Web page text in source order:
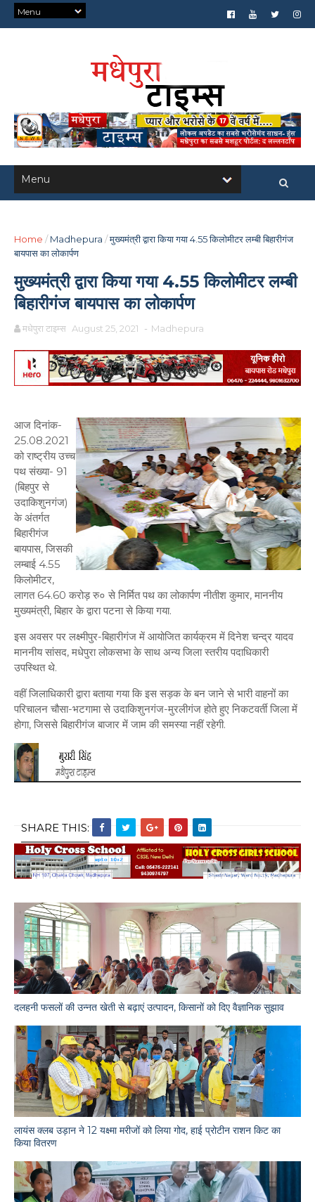
Home / Madhepura /मुख्यमंत्री द्वारा किया गया 4.55 किलोमीटर लम्बी बिहारीगंज
बायपास का लोकार्पण
मुख्यमंत्री द्वारा किया गया 4.55 किलोमीटर लम्बी
बिहारीगंज बायपास का लोकार्पण
मधेपुरा टाइम्स August 25, 2021 - Madhepura
आज दिनांक-
25.08.2021
को राष्ट्रीय उच्च
पथ संख्या- 91
(बिहपुर से
उदाकिशुनगंज)
के अंतर्गत
बिहारीगंज
बायपास, जिसकी
लम्बाई 4.55
किलोमीटर,
लागत 64.60 करोड़ रु० से निर्मित पथ का लोकार्पण नीतीश कुमार, माननीय
मुख्यमंत्री, बिहार के द्वारा पटना से किया गया.
इस अवसर पर लक्ष्मीपुर-बिहारीगंज में आयोजित कार्यक्रम में दिनेश चन्द्र यादव
माननीय सांसद, मधेपुरा लोकसभा के साथ अन्य जिला स्तरीय पदाधिकारी
उपस्थित थे.
वहीं जिलाधिकारी द्वारा बताया गया कि इस सड़क के बन जाने से भारी वाहनों का
परिचालन चौसा-भटगामा से उदाकिशुनगंज-मुरलीगंज होते हुए निकटवर्ती जिला में
होगा, जिससे बिहारीगंज बाजार में जाम की समस्या नहीं रहेगी.
SHARE THIS:
दलहनी फसलों की उन्नत खेती से बढ़ाएं उत्पादन, किसानों को दिए वैज्ञानिक सुझाव
लायंस क्लब उड़ान ने 12 यक्ष्मा मरीजों को लिया गोद, हाई प्रोटीन राशन किट का
किया वितरण